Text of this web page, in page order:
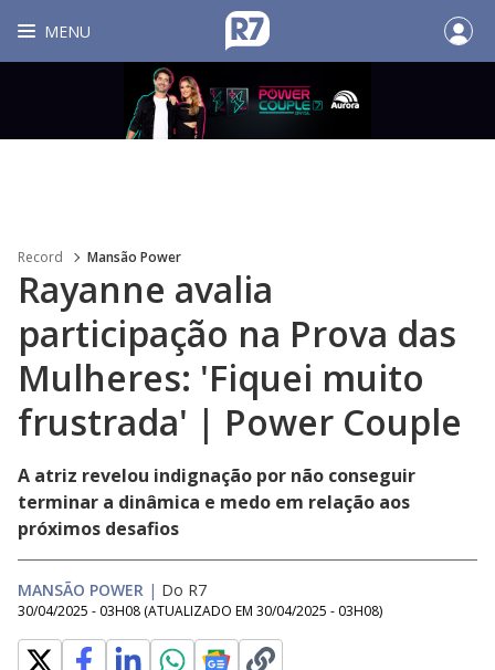
MENU
Record Mansão Power
Rayanne avalia
participação na Prova das
Mulheres: 'Fiquei muito
frustrada' | Power Couple
A atriz revelou indignação por não conseguir
terminar a dinâmica e medo em relação aos
próximos desafios
MANSÃO POWER | Do R7
30/04/2025 - 03H08 (ATUALIZADO EM 30/04/2025 - 03H08)